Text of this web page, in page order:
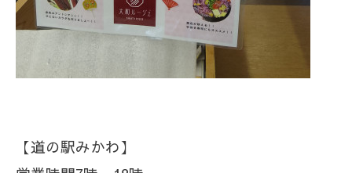
【道の駅みかわ】